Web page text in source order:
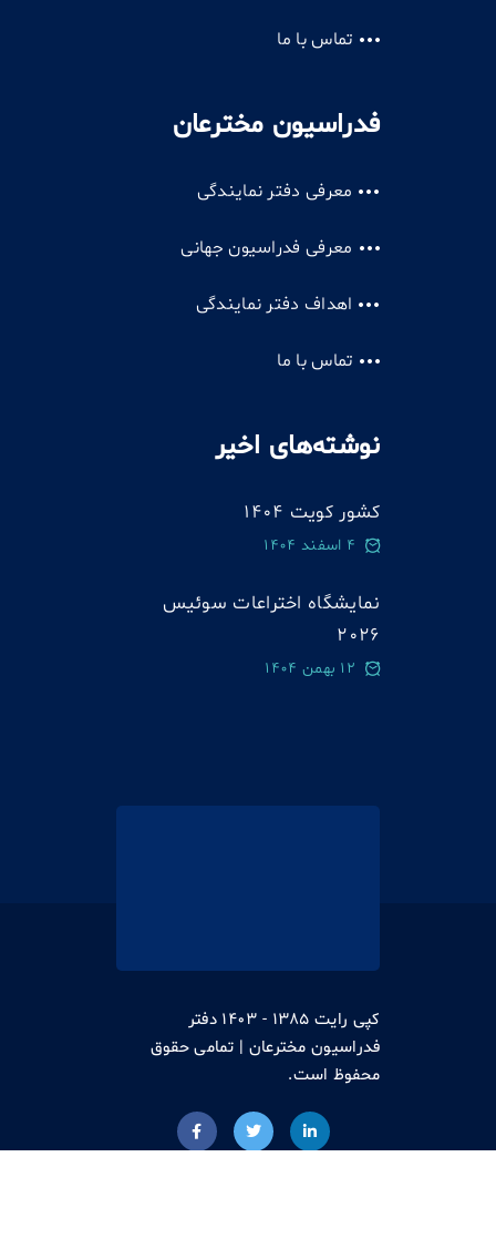
تماس با ما
فدراسیون مخترعان
معرفی دفتر نمایندگی
معرفی فدراسیون جهانی
اهداف دفتر نمایندگی
تماس با ما
نوشته‌های اخیر
کشور کویت 1404
4 اسفند 1404
نمایشگاه اختراعات سوئيس
2026
12 بهمن 1404
کپی رایت 1385 - 1403 دفتر
فدراسیون مخترعان | تمامی حقوق
محفوظ است.